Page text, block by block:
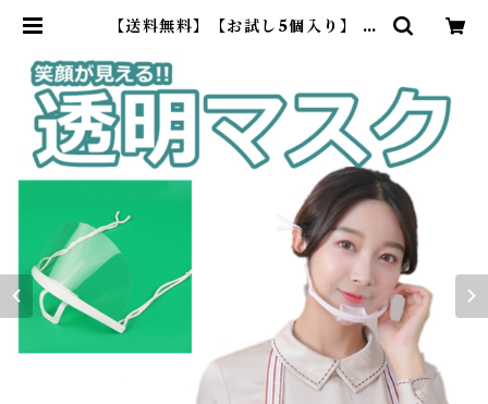
【送料無料】【お試し5個入り】 透
飲食店 接客業 フェイスシールド 医
療 育児 イベント 軽量 軽量マスク
繰り返し使える G088-5MAI | De
arKM ❤︎フレンチブルドック孔明